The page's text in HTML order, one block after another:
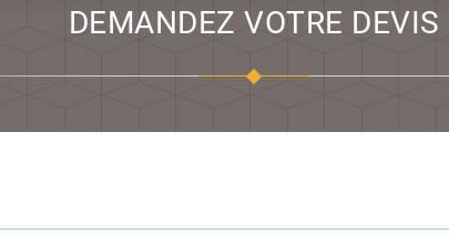
DEMANDEZ VOTRE DEVIS